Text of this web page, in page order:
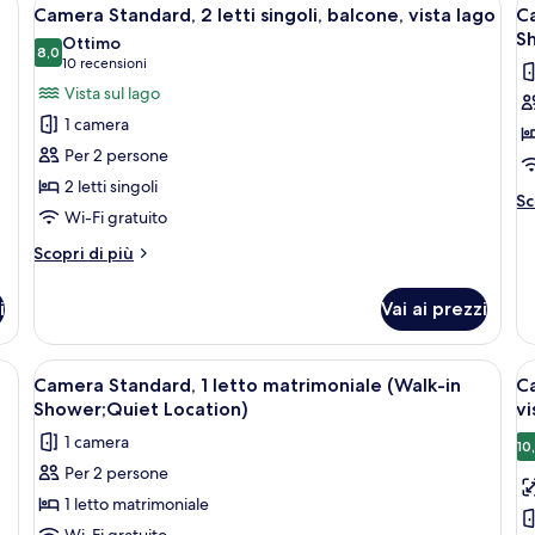
matrimoniale,
balcone,
vista
lago
tutte
le
foto
per
Camera
Standard,
2
letti
singoli,
lago
9
Camera Standard, 2 letti singoli, balcone, vista lago
8,08,0 su 10
Ottimo
10 recensioni
(10
recensioni)
Vista sul lago
1 camera
Per 2 persone
2 letti singoli
Wi-Fi gratuito
Scopri di più
Altri
Standard,
letti
singoli,
vista
lago
Vai ai prezzi
le
1
in
con un letto, un divano, una sedia, una scrivania e una lampada.
Apri
tutte
le
foto
per
Camera
Una camera d'albergo con un letto,
10
Camera Standard, 1 letto matrimoniale (Walk-in
Shower;Quiet Location)
1 camera
Per 2 persone
1 letto matrimoniale
le